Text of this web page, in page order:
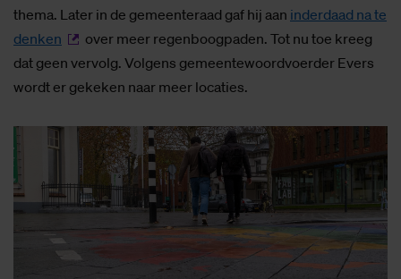
thema. Later in de gemeenteraad gaf hij aan inderdaad na te
denken
over meer regenboogpaden. Tot nu toe kreeg
dat geen vervolg. Volgens gemeentewoordvoerder Evers
wordt er gekeken naar meer locaties.